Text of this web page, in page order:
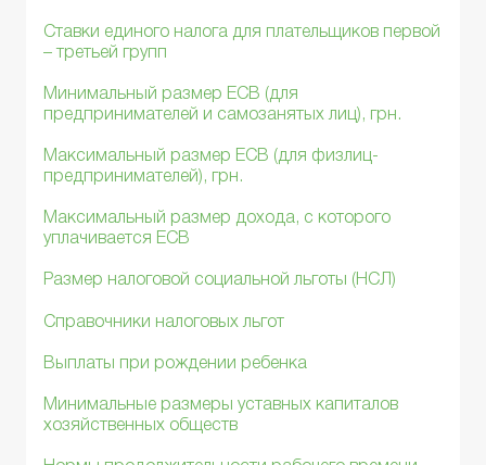
Ставки единого налога для плательщиков первой
– третьей групп
Минимальный размер ЕСВ (для
предпринимателей и самозанятых лиц), грн.
Максимальный размер ЕСВ (для физлиц-
предпринимателей), грн.
Максимальный размер дохода, с которого
уплачивается ЕСВ
Размер налоговой социальной льготы (НСЛ)
Справочники налоговых льгот
Выплаты при рождении ребенка
Минимальные размеры уставных капиталов
хозяйственных обществ